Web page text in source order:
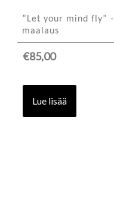
”Let your mind fly” -
maalaus
€85,00
Lue lisää